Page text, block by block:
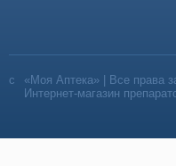
«Моя Аптека» | Все права
Интернет-магазин